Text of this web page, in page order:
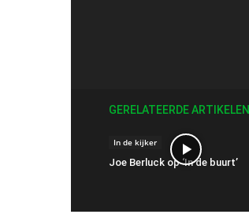
GERELATEERDE ARTIKELEN
In de kijker
Joe Berluck op ‘In de buurt’